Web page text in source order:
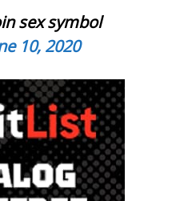
sex symbol
10, 2020